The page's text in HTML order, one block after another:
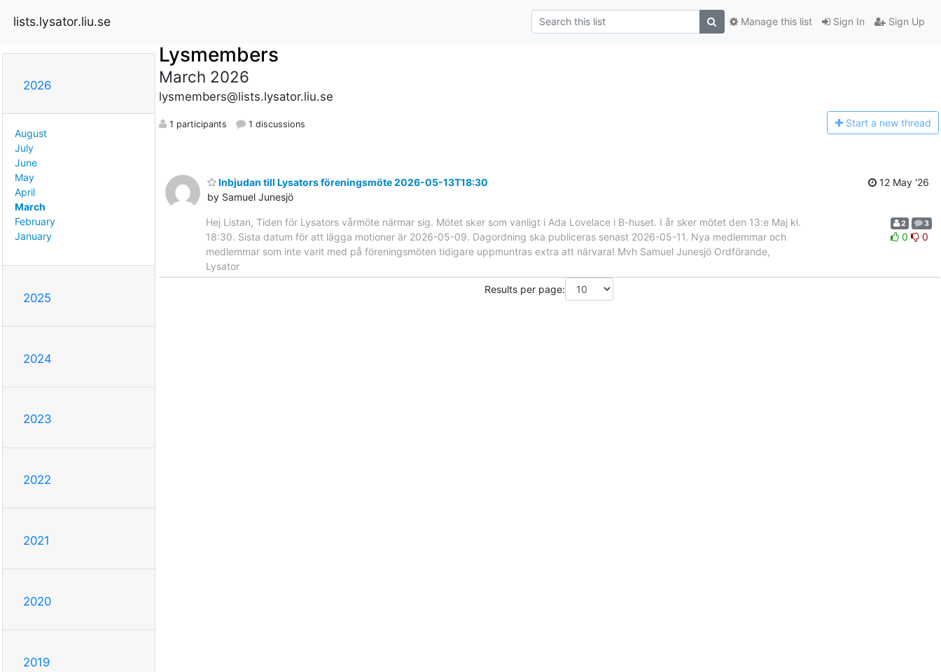
lists.lysator.liu.se Sign In Sign Up
Manage this list
2026
August
July
June
May
April
March
February
January
2025
2024
2023
2022
2021
2020
2019
Lysmembers
March 2026
lysmembers@lists.lysator.liu.se
1 participants 1 discussions Start a new thread
Inbjudan till Lysators föreningsmöte 2026-05-13T18:30
by Samuel Junesjö
12 May '26
Hej Listan, Tiden för Lysators vårmöte närmar sig. Mötet sker som vanligt i Ada Lovelace i B-huset. I år sker mötet den 13:e Maj kl.
18:30. Sista datum för att lägga motioner är 2026-05-09. Dagordning ska publiceras senast 2026-05-11. Nya medlemmar och
medlemmar som inte varit med på föreningsmöten tidigare uppmuntras extra att närvara! Mvh Samuel Junesjö Ordförande,
Lysator
2 3
0 0
Results per page: